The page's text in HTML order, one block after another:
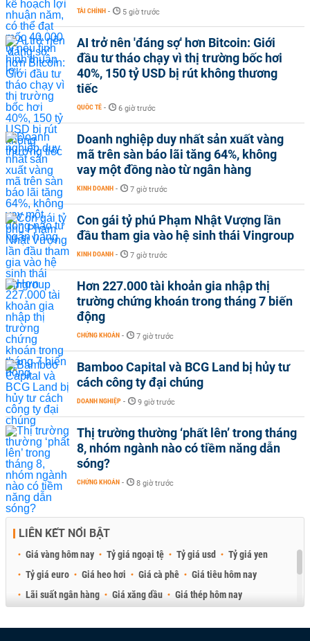
TÀI CHÍNH - 5 giờ trước
AI trở nên 'đáng sợ' hơn Bitcoin: Giới
đầu tư tháo chạy vì thị trường bốc hơi
40%, 150 tỷ USD bị rút không thương
tiếc
QUỐC TẾ - 6 giờ trước
Doanh nghiệp duy nhất sản xuất vàng
mã trên sàn báo lãi tăng 64%, không
vay một đồng nào từ ngân hàng
KINH DOANH - 7 giờ trước
Con gái tỷ phú Phạm Nhật Vượng lần
đầu tham gia vào hệ sinh thái Vingroup
KINH DOANH - 7 giờ trước
Hơn 227.000 tài khoản gia nhập thị
trường chứng khoán trong tháng 7 biến
động
CHỨNG KHOÁN - 7 giờ trước
Bamboo Capital và BCG Land bị hủy tư
cách công ty đại chúng
DOANH NGHIỆP - 9 giờ trước
Thị trường thường ‘phất lên’ trong tháng
8, nhóm ngành nào có tiềm năng dẫn
sóng?
CHỨNG KHOÁN - 8 giờ trước
LIÊN KẾT NỔI BẬT
Giá vàng hôm nay Tỷ giá ngoại tệ Tỷ giá usd
Tỷ giá yen
Tỷ giá euro
Giá heo hơi Giá cà phê
Giá tiêu hôm nay
Lãi suất ngân hàng
Giá xăng dầu
Giá thép hôm nay